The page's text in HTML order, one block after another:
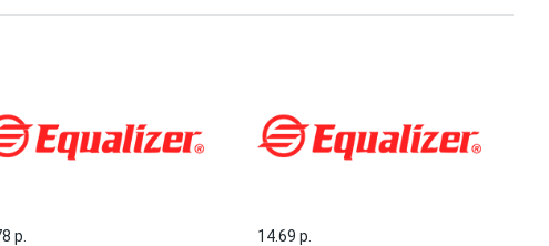
p.
14.69 p.